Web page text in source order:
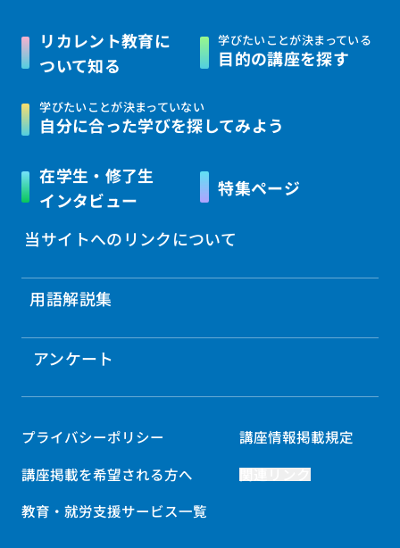
リカレント教育に
ついて知る
学びたいことが決まっている
目的の講座を探す
学びたいことが決まっていない
自分に合った学びを探してみよう
在学生・修了生
インタビュー
特集ページ
当サイトへのリンクについて
用語解説集
アンケート
プライバシーポリシー
講座情報掲載規定
講座掲載を希望される方へ
関連リンク
教育・就労支援サービス一覧